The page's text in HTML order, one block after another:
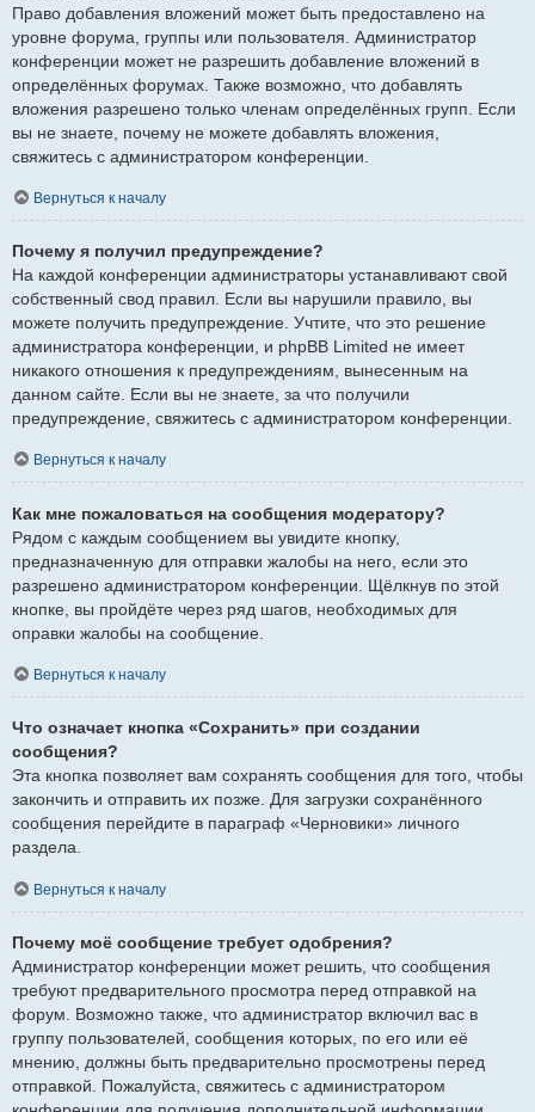
Право добавления вложений может быть предоставлено на
уровне форума, группы или пользователя. Администратор
конференции может не разрешить добавление вложений в
определённых форумах. Также возможно, что добавлять
вложения разрешено только членам определённых групп. Если
вы не знаете, почему не можете добавлять вложения,
свяжитесь с администратором конференции.
Вернуться к началу
Почему я получил предупреждение?
На каждой конференции администраторы устанавливают свой
собственный свод правил. Если вы нарушили правило, вы
можете получить предупреждение. Учтите, что это решение
администратора конференции, и phpBB Limited не имеет
никакого отношения к предупреждениям, вынесенным на
данном сайте. Если вы не знаете, за что получили
предупреждение, свяжитесь с администратором конференции.
Вернуться к началу
Как мне пожаловаться на сообщения модератору?
Рядом с каждым сообщением вы увидите кнопку,
предназначенную для отправки жалобы на него, если это
разрешено администратором конференции. Щёлкнув по этой
кнопке, вы пройдёте через ряд шагов, необходимых для
оправки жалобы на сообщение.
Вернуться к началу
Что означает кнопка «Сохранить» при создании
сообщения?
Эта кнопка позволяет вам сохранять сообщения для того, чтобы
закончить и отправить их позже. Для загрузки сохранённого
сообщения перейдите в параграф «Черновики» личного
раздела.
Вернуться к началу
Почему моё сообщение требует одобрения?
Администратор конференции может решить, что сообщения
требуют предварительного просмотра перед отправкой на
форум. Возможно также, что администратор включил вас в
группу пользователей, сообщения которых, по его или её
мнению, должны быть предварительно просмотрены перед
отправкой. Пожалуйста, свяжитесь с администратором